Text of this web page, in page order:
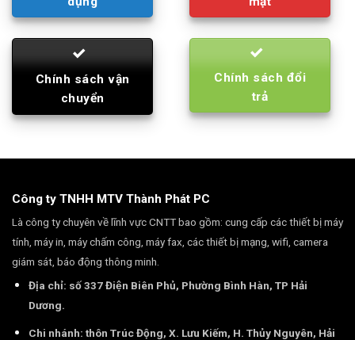
Chính sách vận
chuyển
Chính sách đổi
trả
Công ty TNHH MTV Thành Phát PC
Là công ty chuyên về lĩnh vực CNTT bao gồm: cung cấp các thiết bị máy
tính, máy in, máy chấm công, máy fax, các thiết bị mạng, wifi, camera
giám sát, báo động thông minh.
Địa chỉ: số 337 Điện Biên Phủ, Phường Bình Hàn, TP Hải
Dương.
Chi nhánh: thôn Trúc Động, X. Lưu Kiếm, H. Thủy Nguyên, Hải